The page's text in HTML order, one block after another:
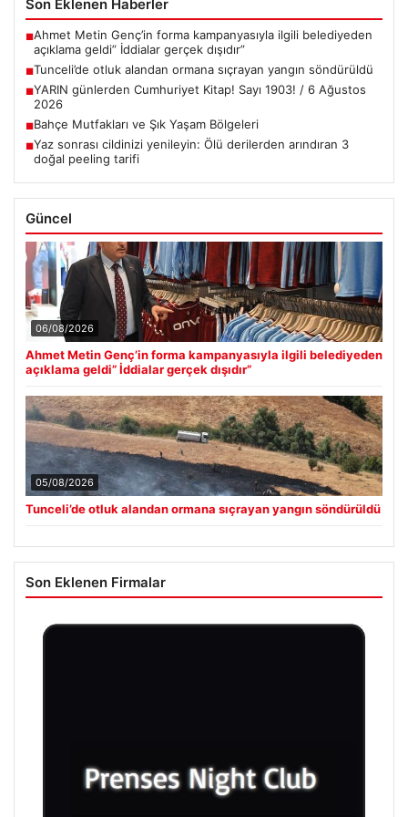
Son Eklenen Haberler
■Ahmet Metin Genç’in forma kampanyasıyla ilgili belediyeden
açıklama geldi” İddialar gerçek dışıdır”
■Tunceli’de otluk alandan ormana sıçrayan yangın söndürüldü
■YARIN günlerden Cumhuriyet Kitap! Sayı 1903! / 6 Ağustos
2026
■Bahçe Mutfakları ve Şık Yaşam Bölgeleri
■Yaz sonrası cildinizi yenileyin: Ölü derilerden arındıran 3
doğal peeling tarifi
Güncel
06/08/2026
Ahmet Metin Genç’in forma kampanyasıyla ilgili belediyeden
açıklama geldi” İddialar gerçek dışıdır”
05/08/2026
Tunceli’de otluk alandan ormana sıçrayan yangın söndürüldü
Son Eklenen Firmalar